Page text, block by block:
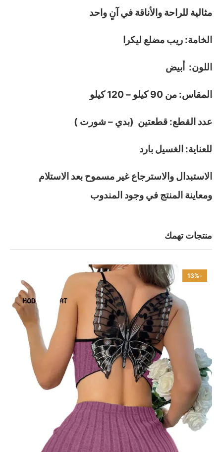
مثالية للراحة والأناقة في آنٍ واحد
الخامة: ريب مضلع ليكرا
اللون: أبيض
المقاس: من 90 كيلو – 120 كيلو
عدد القطع: قطعتين (بدي – شورت )
للعناية: الغسيل بارد
الاستبدال والاسترجاع غير مسموح بعد الاستلام
ومعاينة المنتج في وجود المندوب
منتجات تهمك
-13%